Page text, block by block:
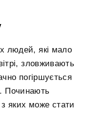
людей, які мало
зловживають
погіршується
Починають
з яких може стати